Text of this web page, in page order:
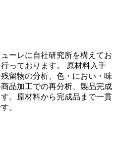
ーレに自社研究所を構えてお
っております。 原材料入手
留物の分析、色・におい・味
品加工での再分析、製品完成
。原材料から完成品まで一貫
。